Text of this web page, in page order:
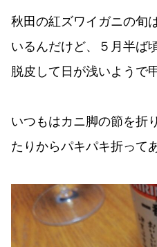
秋田の紅ズワイガニの旬
いるんだけど、５月半ば
脱皮して日が浅いようで
いつもはカニ脚の節を折
たりからパキパキ折って